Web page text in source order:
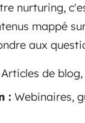
nurturing,
mappé
aux
Articles de
: Webinaires,